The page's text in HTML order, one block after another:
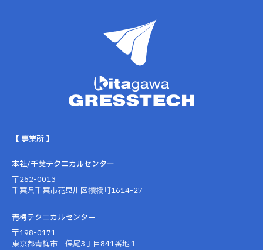
【 事業所 】
本社/千葉テクニカルセンター
〒262-0013
千葉県千葉市花見川区犢橋町1614-27
青梅テクニカルセンター
〒198-0171
東京都青梅市二俣尾3丁目841番地１